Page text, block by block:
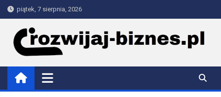
Skip
to
content
piątek, 7 sierpnia, 2026
rozwijaj-biznes.pl